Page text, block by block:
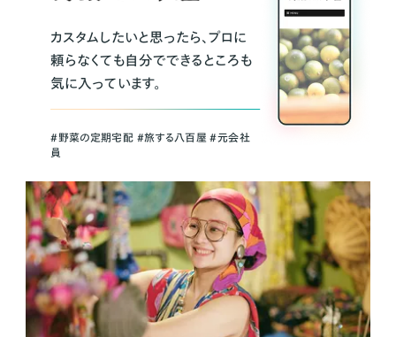
カスタムしたいと思ったら、プロに
頼らなくても自分でできるところも
気に入っています。
＃野菜の定期宅配 ＃旅する八百屋 ＃元会社
員